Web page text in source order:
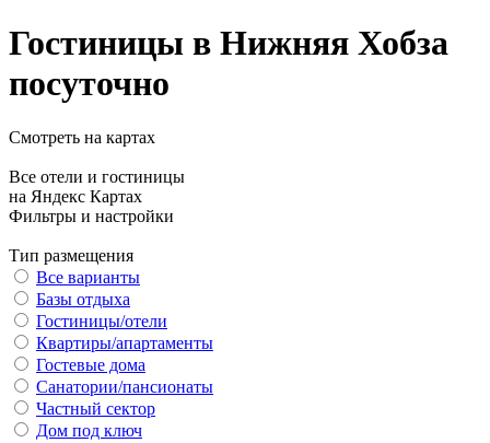
Гостиницы в Нижняя Хобза
посуточно
Смотреть на картах
Все отели и гостиницы
на Яндекс Картах
Фильтры и настройки
Тип размещения
Все варианты
Базы отдыха
Гостиницы/отели
Квартиры/апартаменты
Гостевые дома
Санатории/пансионаты
Частный сектор
Дом под ключ